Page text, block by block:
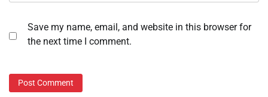
Save my name, email, and website in this browser for
the next time I comment.